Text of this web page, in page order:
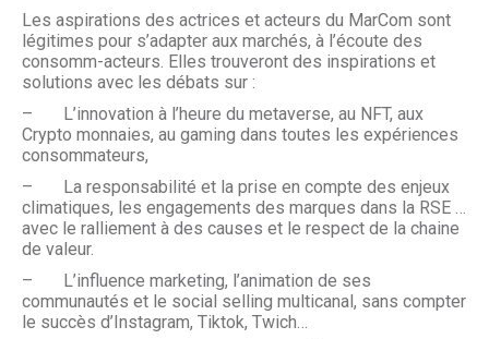
Les aspirations des actrices et acteurs du MarCom sont
légitimes pour s’adapter aux marchés, à l’écoute des
consomm-acteurs. Elles trouveront des inspirations et
solutions avec les débats sur :
– L’innovation à l’heure du metaverse, au NFT, aux
Crypto monnaies, au gaming dans toutes les expériences
consommateurs,
– La responsabilité et la prise en compte des enjeux
climatiques, les engagements des marques dans la RSE …
avec le ralliement à des causes et le respect de la chaine
de valeur.
– L’influence marketing, l’animation de ses
communautés et le social selling multicanal, sans compter
le succès d’Instagram, Tiktok, Twich…